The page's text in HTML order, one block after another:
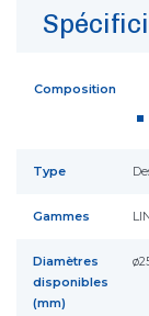
Composition
Type
Gammes
Diamètres
disponibles
(mm)